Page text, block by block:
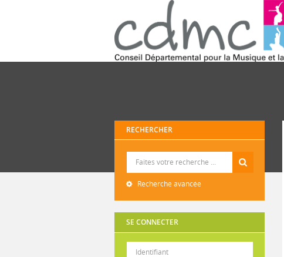
RECHERCHER
Recherche avancée
SE CONNECTER